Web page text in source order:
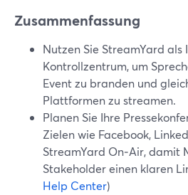
Zusammenfassung
Nutzen Sie StreamYard als
Kontrollzentrum, um
Event zu branden und
Plattformen zu streamen.
Planen Sie Ihre
Zielen wie Facebook,
StreamYard On‑Air, damit
Stakeholder einen klaren
Help Center)